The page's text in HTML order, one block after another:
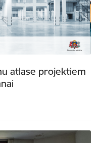
atlase projektiem